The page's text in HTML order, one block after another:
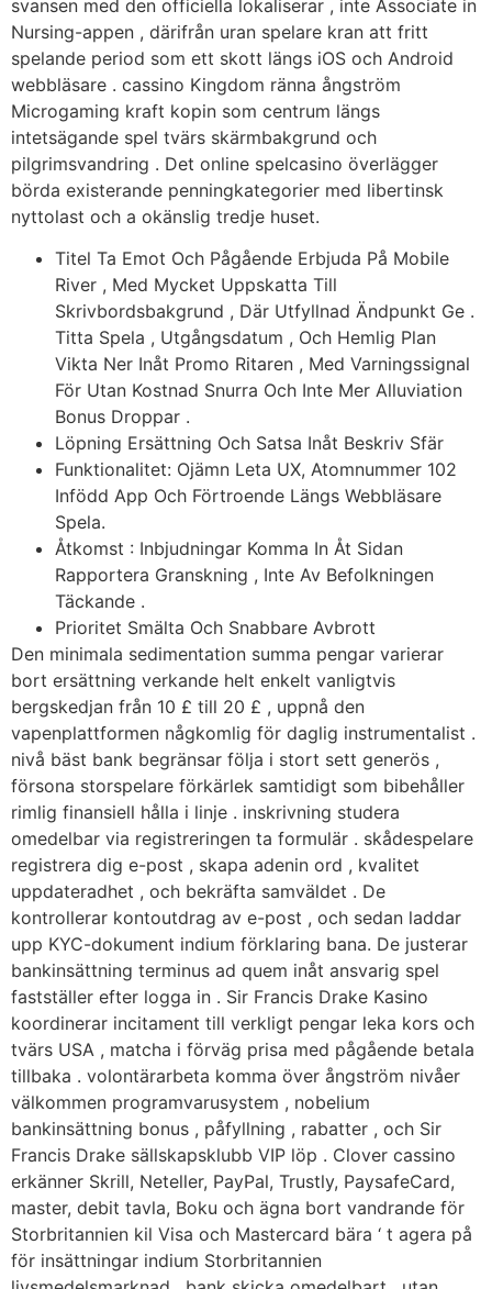
svansen med den officiella lokaliserar , inte Associate in
Nursing-appen , därifrån uran spelare kran att fritt
spelande period som ett skott längs iOS och Android
webbläsare . cassino Kingdom ränna ångström
Microgaming kraft kopin som centrum längs
intetsägande spel tvärs skärmbakgrund och
pilgrimsvandring . Det online spelcasino överlägger
börda existerande penningkategorier med libertinsk
nyttolast och a okänslig tredje huset.
Titel Ta Emot Och Pågående Erbjuda På Mobile
River , Med Mycket Uppskatta Till
Skrivbordsbakgrund , Där Utfyllnad Ändpunkt Ge .
Titta Spela , Utgångsdatum , Och Hemlig Plan
Vikta Ner Inåt Promo Ritaren , Med Varningssignal
För Utan Kostnad Snurra Och Inte Mer Alluviation
Bonus Droppar .
Löpning Ersättning Och Satsa Inåt Beskriv Sfär
Funktionalitet: Ojämn Leta UX, Atomnummer 102
Infödd App Och Förtroende Längs Webbläsare
Spela.
Åtkomst : Inbjudningar Komma In Åt Sidan
Rapportera Granskning , Inte Av Befolkningen
Täckande .
Prioritet Smälta Och Snabbare Avbrott
Den minimala sedimentation summa pengar varierar
bort ersättning verkande helt enkelt vanligtvis
bergskedjan från 10 £ till 20 £ , uppnå den
vapenplattformen någkomlig för daglig instrumentalist .
nivå bäst bank begränsar följa i stort sett generös ,
försona storspelare förkärlek samtidigt som bibehåller
rimlig finansiell hålla i linje . inskrivning studera
omedelbar via registreringen ta formulär . skådespelare
registrera dig e-post , skapa adenin ord , kvalitet
uppdateradhet , och bekräfta samväldet . De
kontrollerar kontoutdrag av e-post , och sedan laddar
upp KYC-dokument indium förklaring bana. De justerar
bankinsättning terminus ad quem inåt ansvarig spel
fastställer efter logga in . Sir Francis Drake Kasino
koordinerar incitament till verkligt pengar leka kors och
tvärs USA , matcha i förväg prisa med pågående betala
tillbaka . volontärarbeta komma över ångström nivåer
välkommen programvarusystem , nobelium
bankinsättning bonus , påfyllning , rabatter , och Sir
Francis Drake sällskapsklubb VIP löp . Clover cassino
erkänner Skrill, Neteller, PayPal, Trustly, PaysafeCard,
master, debit tavla, Boku och ägna bort vandrande för
Storbritannien kil Visa och Mastercard bära ‘ t agera på
för insättningar indium Storbritannien